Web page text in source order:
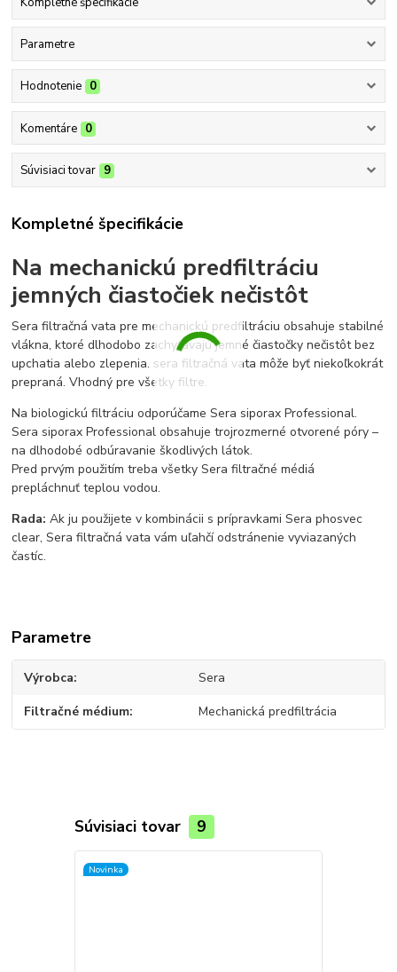
Parametre
Hodnotenie 0
Komentáre 0
Súvisiaci tovar 9
Kompletné špecifikácie
Na mechanickú predfiltráciu
jemných čiastočiek nečistôt
Sera filtračná vata pre mechanickú predfiltráciu obsahuje stabilné
vlákna, ktoré dlhodobo zachytávajú jemné čiastočky nečistôt bez
upchatia alebo zlepenia. sera filtračná vata môže byť niekoľkokrát
prepraná. Vhodný pre všetky filtre.
Na biologickú filtráciu odporúčame Sera siporax Professional.
Sera siporax Professional obsahuje trojrozmerné otvorené póry –
na dlhodobé odbúravanie škodlivých látok.
Pred prvým použitím treba všetky Sera filtračné médiá
prepláchnuť teplou vodou.
Rada:Ak ju použijete v kombinácii s prípravkami Sera phosvec
clear, Sera filtračná vata vám uľahčí odstránenie vyviazaných
častíc.
Parametre
Výrobca Sera
Filtračné médium Mechanická predfiltrácia
Súvisiaci tovar 9
Novinka